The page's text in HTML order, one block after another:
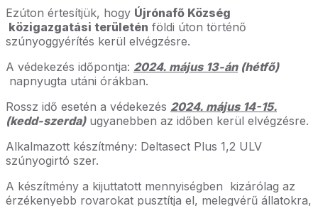
Ezúton értesítjük, hogy Újrónafő Község
közigazgatási területén földi úton történő
szúnyoggyérítés kerül elvégzésre.
A védekezés időpontja: 2024. május 13-án(hétfő)
napnyugta utáni órákban.
Rossz idő esetén a védekezés 2024. május 14-15.
(kedd-szerda)ugyanebben az időben kerül elvégzésre.
Alkalmazott készítmény: Deltasect Plus 1,2 ULV
szúnyogirtó szer.
A készítmény a kijuttatott mennyiségben kizárólag az
érzékenyebb rovarokat pusztítja el, melegvérű állatokra,